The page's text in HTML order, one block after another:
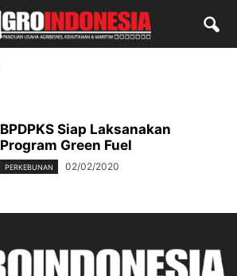
BPDPKS Siap Laksanakan
Program Green Fuel
PERKEBUNAN 02/02/2020